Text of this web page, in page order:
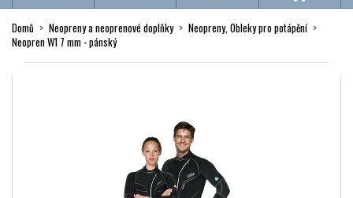
Domů Neopreny a neoprenové doplňky
Neopreny, Obleky pro potápění
Neopren W1 7 mm - pánský